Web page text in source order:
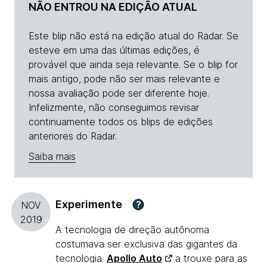
NÃO ENTROU NA EDIÇÃO ATUAL
Este blip não está na edição atual do Radar. Se
esteve em uma das últimas edições, é
provável que ainda seja relevante. Se o blip for
mais antigo, pode não ser mais relevante e
nossa avaliação pode ser diferente hoje.
Infelizmente, não conseguimos revisar
continuamente todos os blips de edições
anteriores do Radar.
Saiba mais
NOV
2019
Experimente ?
A tecnologia de direção autônoma
costumava ser exclusiva das gigantes da
tecnologia. Apollo Auto
a trouxe para as